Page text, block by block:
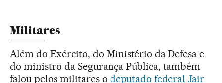
Militares
Além do Exército, do Ministério da Defesa e
do ministro da Segurança Pública, também
falou pelos militares o deputado federal Jair